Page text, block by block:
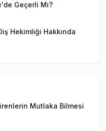
Geçerli Mi?
Hekimliği Hakkında
Mutlaka Bilmesi